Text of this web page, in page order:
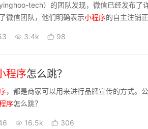
tech）的团队发现，微信已经发布了
微信团队，他们明确表示小程序的自主注销
3.4k 98
程序怎么跳？
，都是商家可以用来进行品牌宣传的方式。
序怎么跳？
16.5k 306